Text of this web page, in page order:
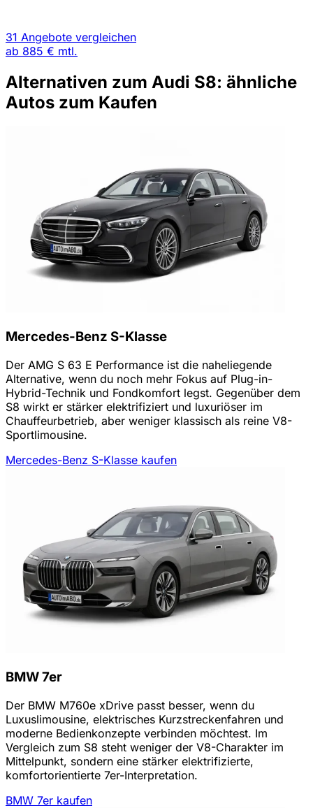
31 Angebote vergleichen
ab 885 € mtl.
Alternativen zum Audi S8: ähnliche
Autos zum Kaufen
Mercedes-Benz S-Klasse
Der AMG S 63 E Performance ist die naheliegende
Alternative, wenn du noch mehr Fokus auf Plug-in-
Hybrid-Technik und Fondkomfort legst. Gegenüber dem
S8 wirkt er stärker elektrifiziert und luxuriöser im
Chauffeurbetrieb, aber weniger klassisch als reine V8-
Sportlimousine.
Mercedes-Benz S-Klasse kaufen
BMW 7er
Der BMW M760e xDrive passt besser, wenn du
Luxuslimousine, elektrisches Kurzstreckenfahren und
moderne Bedienkonzepte verbinden möchtest. Im
Vergleich zum S8 steht weniger der V8-Charakter im
Mittelpunkt, sondern eine stärker elektrifizierte,
komfortorientierte 7er-Interpretation.
BMW 7er kaufen